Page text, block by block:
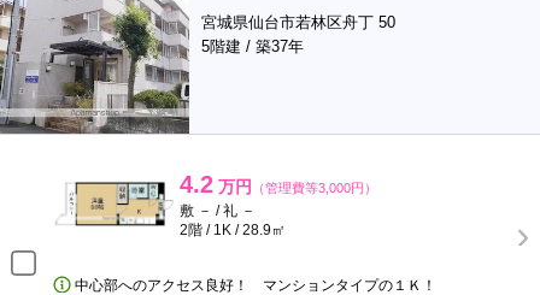
宮城県仙台市若林区舟丁 50
5階建 / 築37年
4.2 万円 （管理費等3,000円）
敷 － / 礼 －
2階 / 1K / 28.9㎡
中心部へのアクセス良好！ マンションタイプの１Ｋ！